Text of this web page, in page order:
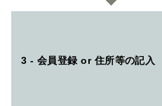
3 - 会員登録 or 住所等の記入